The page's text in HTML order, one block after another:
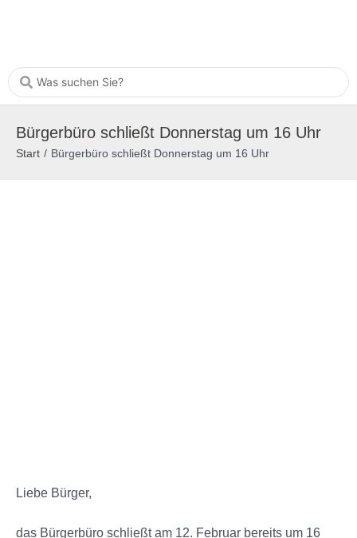
Bürgerbüro schließt Donnerstag um 16 Uhr
Start / Bürgerbüro schließt Donnerstag um 16 Uhr
Liebe Bürger,
das Bürgerbüro schließt am 12. Februar bereits um 16